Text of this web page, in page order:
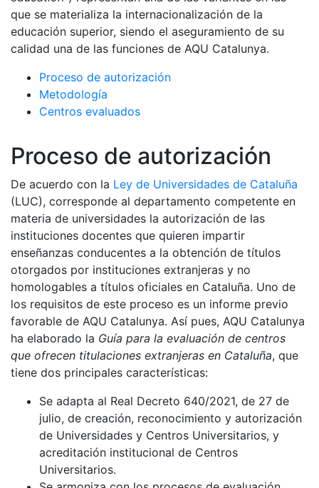
que se materializa la internacionalización de la
educación superior, siendo el aseguramiento de su
calidad una de las funciones de AQU Catalunya.
Proceso de autorización
Metodología
Centros evaluados
Proceso de autorización
De acuerdo con la Ley de Universidades de Cataluña
(LUC), corresponde al departamento competente en
materia de universidades la autorización de las
instituciones docentes que quieren impartir
enseñanzas conducentes a la obtención de títulos
otorgados por instituciones extranjeras y no
homologables a títulos oficiales en Cataluña. Uno de
los requisitos de este proceso es un informe previo
favorable de AQU Catalunya. Así pues, AQU Catalunya
ha elaborado la Guía para la evaluación de centros
que ofrecen titulaciones extranjeras en Cataluña, que
tiene dos principales características:
Se adapta al Real Decreto 640/2021, de 27 de
julio, de creación, reconocimiento y autorización
de Universidades y Centros Universitarios, y
acreditación institucional de Centros
Universitarios.